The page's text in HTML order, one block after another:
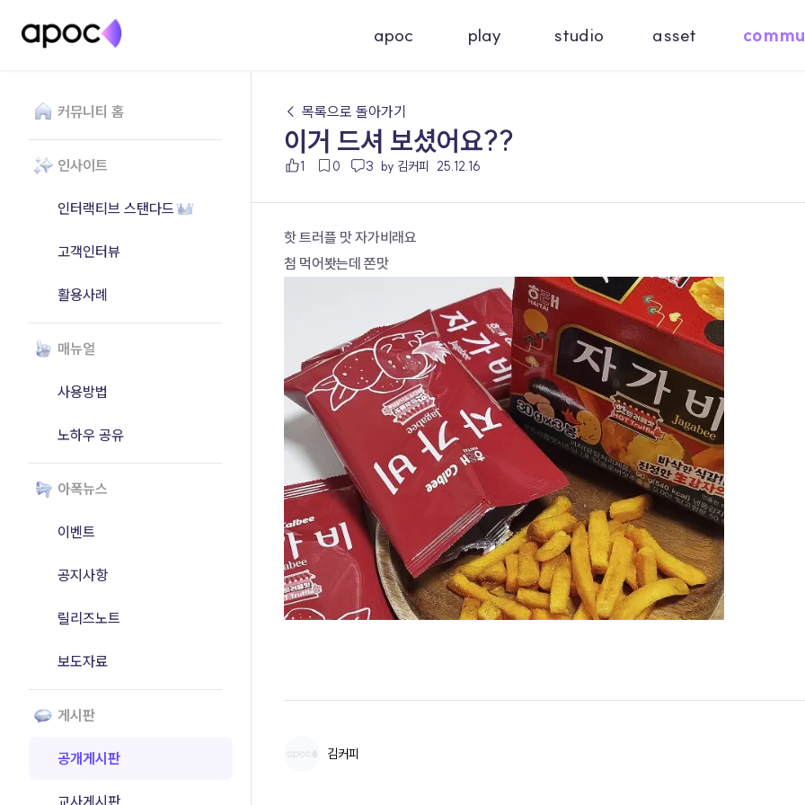
apoc play studio asset
커뮤니티 홈
인사이트
인터랙티브 스탠다드
고객인터뷰
활용사례
매뉴얼
사용방법
노하우 공유
아폭뉴스
이벤트
공지사항
릴리즈노트
보도자료
게시판
공개게시판
교사게시판
← 목록으로 돌아가기
이거 드셔 보셨어요??
1 0 3 by 김커피 25.12.16
핫 트러플 맛 자가비래요
첨 먹어봣는데 쫀맛
김커피